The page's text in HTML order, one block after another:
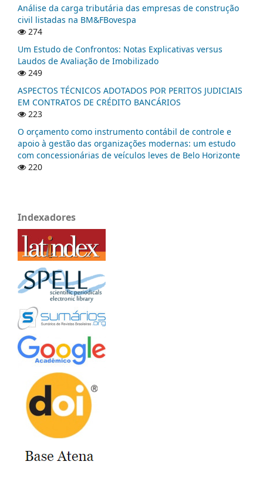
Análise da carga tributária das empresas de construção
civil listadas na BM&FBovespa
274
Um Estudo de Confrontos: Notas Explicativas versus
Laudos de Avaliação de Imobilizado
249
ASPECTOS TÉCNICOS ADOTADOS POR PERITOS JUDICIAIS
EM CONTRATOS DE CRÉDITO BANCÁRIOS
223
O orçamento como instrumento contábil de controle e
apoio à gestão das organizações modernas: um estudo
com concessionárias de veículos leves de Belo Horizonte
220
Indexadores